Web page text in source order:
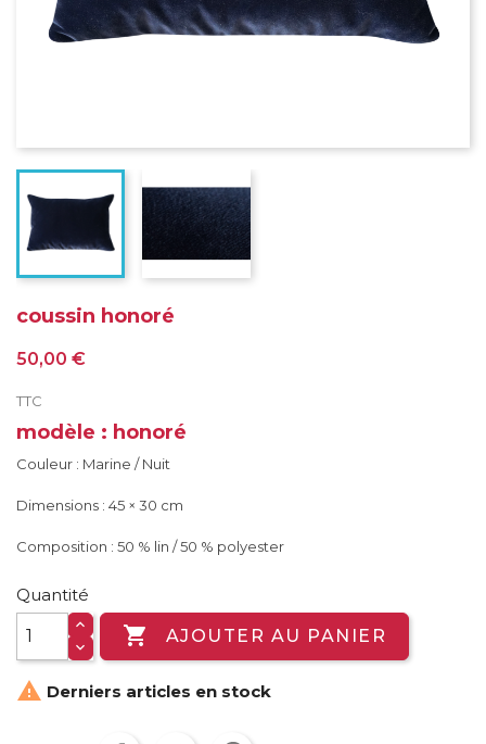
coussin honoré
50,00 €
TTC
modèle : honoré
Couleur : Marine / Nuit
Dimensions : 45 × 30 cm
Composition : 50 % lin / 50 % polyester
Quantité
 AJOUTER AU PANIER
 Derniers articles en stock